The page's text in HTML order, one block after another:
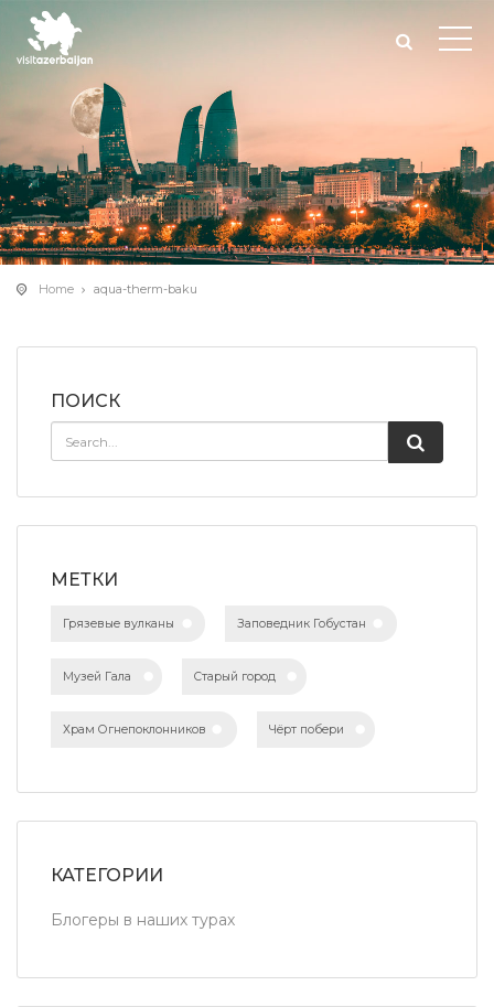
Home aqua-therm-baku
ПОИСК
МЕТКИ
Грязевые вулканы Заповедник Гобустан
Музей Гала Старый город
Храм Огнепоклонников Чёрт побери
КАТЕГОРИИ
Блогеры в наших турах